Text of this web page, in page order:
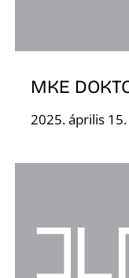
MKE
2025. április